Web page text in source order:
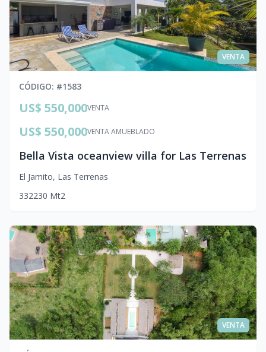
VENTA
CÓDIGO: #1583
VENTA
US$ 550,000
VENTA AMUEBLADO
US$ 550,000
Bella Vista oceanview villa for Las Terrenas
El Jamito, Las Terrenas
332230 Mt2
VENTA